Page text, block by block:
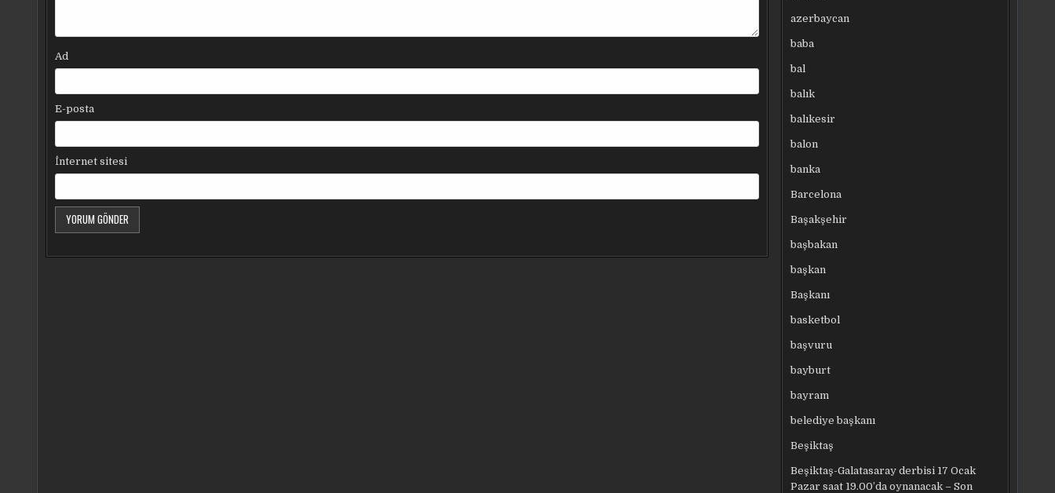
Ad
E-posta
İnternet sitesi
azerbaycan
baba
bal
balık
balıkesir
balon
banka
Barcelona
Başakşehir
başbakan
başkan
Başkanı
basketbol
başvuru
bayburt
bayram
belediye başkanı
Beşiktaş
Beşiktaş-Galatasaray derbisi 17 Ocak
Pazar saat 19.00’da oynanacak – Son